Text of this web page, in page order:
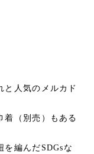
と人気のメルカド
着（別売）もある
を編んだSDGsな